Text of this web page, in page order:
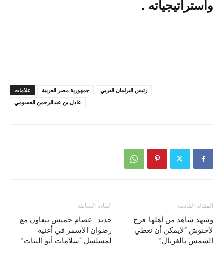
واستراتيجياته .
علامات جمهورية مصر العربية
رئيس البرلمان العربي
عادل بن عبدالرحمن العسومي
المادة السابقة
جديد.. عصام حميش يتعاون مع
رضوان الأسمر في أغنية
لمسلسل “سلامات أبو البنات”
المقالة القادمة
وشهد شاهد من أهلها..فرح
لأخنوش “لايمكن أن نغطي
الشمس بالغربال”